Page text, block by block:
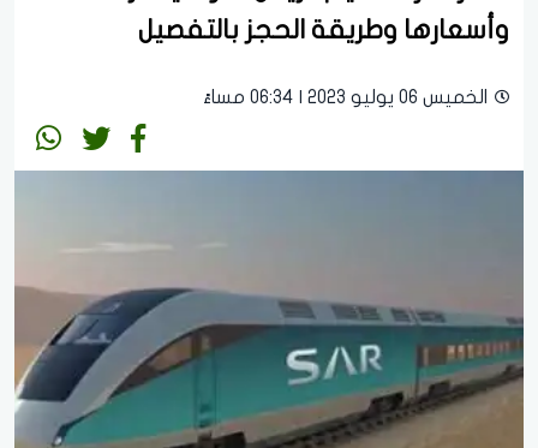
وأسعارها وطريقة الحجز بالتفصيل
الخميس 06 يوليو 2023 | 06:34 مساءً